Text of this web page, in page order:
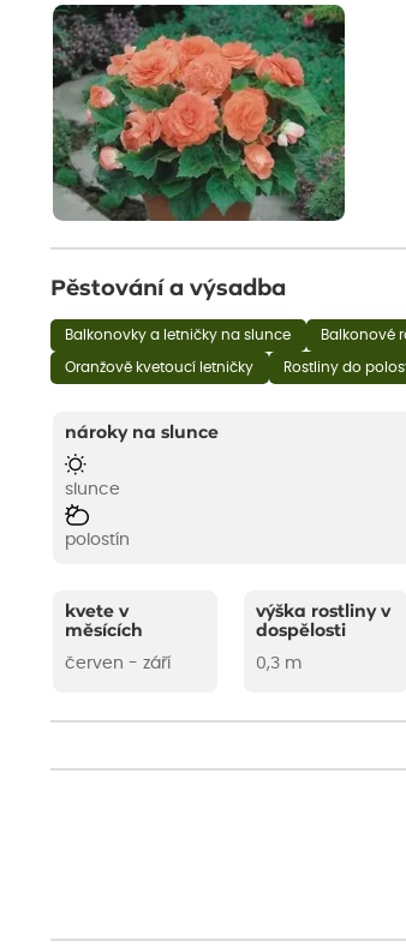
Pěstování a výsadba
Balkonovky a letničky na slunce Balkonové
Oranžově kvetoucí letničky Rostliny do
nároky na slunce
slunce
polostín
kvete v
měsících
červen - září
výška rostliny v
dospělosti
0,3 m